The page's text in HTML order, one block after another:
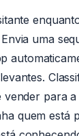
uma
para
quem está